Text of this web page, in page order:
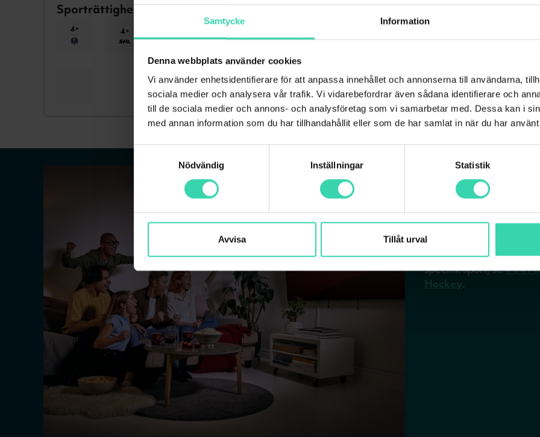
Samtycke Information
Denna webbplats använder cookies
Vi använder enhetsidentifierare för att anpassa innehållet och annonserna till användarna,
sociala medier och analysera vår trafik. Vi vidarebefordrar även sådana identifierare och
till de sociala medier och annons- och analysföretag som vi samarbetar med. Dessa kan i
med annan information som du har tillhandahållit eller som de har samlat in när du har
Samtyckesval
Nödvändig
Inställningar Statistik
Avvisa Tillåt urval
Sporträttigheter som ingår
Det här
TV4 Play Sport ger
med tillhörande
sportpaketen - väljer
specifik sport, seTV4
Hockey.